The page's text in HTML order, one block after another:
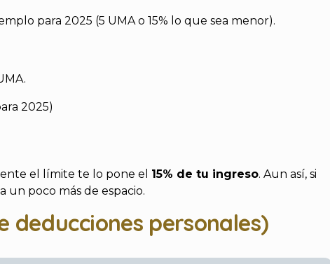
para 2025 (5 UMA o 15% lo que sea menor).
2025)
el límite te lo pone el 15% de tu ingreso. Aun así, si
un poco más de espacio.
deducciones personales)